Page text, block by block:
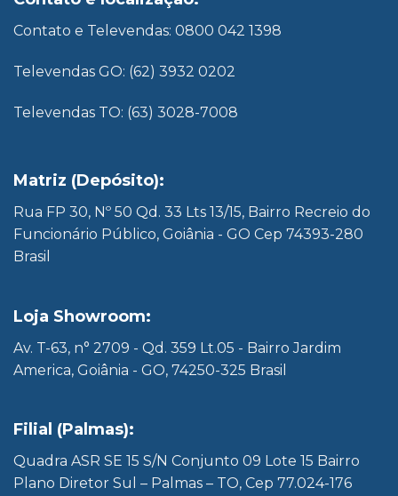
Contato e Televendas: 0800 042 1398
Televendas GO: (62) 3932 0202
Televendas TO: (63) 3028-7008
Matriz (Depósito):
Rua FP 30, Nº 50 Qd. 33 Lts 13/15, Bairro Recreio do
Funcionário Público, Goiânia - GO Cep 74393-280
Brasil
Loja Showroom:
Av. T-63, n° 2709 - Qd. 359 Lt.05 - Bairro Jardim
America, Goiânia - GO, 74250-325 Brasil
Filial (Palmas):
Quadra ASR SE 15 S/N Conjunto 09 Lote 15 Bairro
Plano Diretor Sul – Palmas – TO, Cep 77.024-176